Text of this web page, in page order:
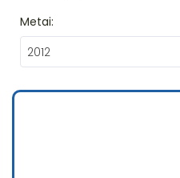
Metai:
2012